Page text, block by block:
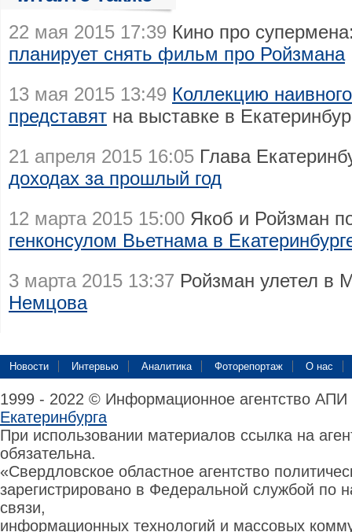
22 мая 2015 17:39 Кино про
планирует снять фильм про Ройзмана
13 мая 2015 13:49 Коллекцию
представят на выставке в
21 апреля 2015 16:05 Глава
доходах за прошлый год
12 марта 2015 15:00 Якоб и Ройзман
генконсулом Вьетнама в
3 марта 2015 13:37 Ройзман улетел в
Немцова
Новости Интервью Аналитика Фоторепортаж О нас
1999 - 2022 © Информационное агентство
Екатеринбурга
При использовании материалов ссылка на
обязательна.
«Свердловское областное агентство
зарегистрировано в Федеральной службой по
связи,
информационных технологий и массовых